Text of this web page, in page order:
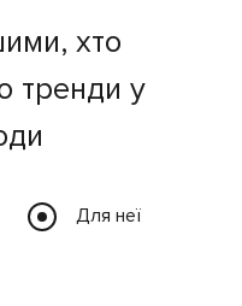
хто
тренди у
Для неї